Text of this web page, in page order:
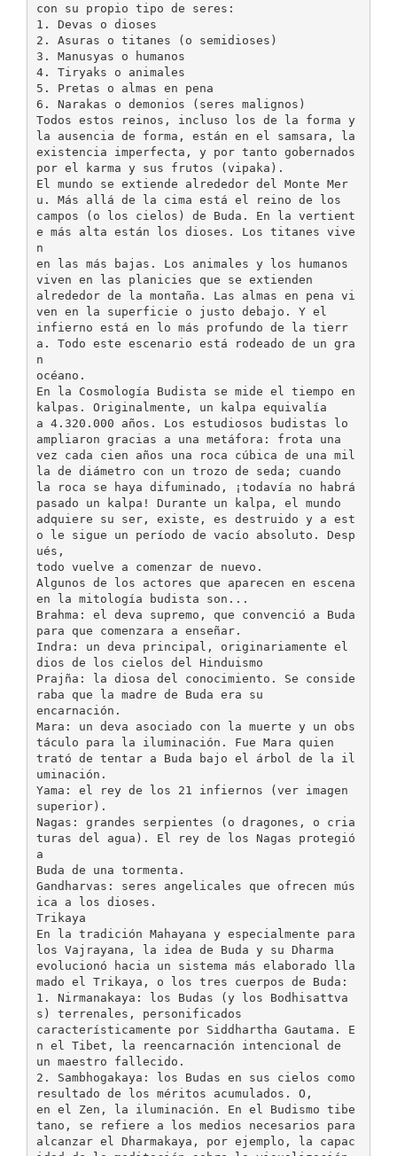
con su propio tipo de seres:
1. Devas o dioses
2. Asuras o titanes (o semidioses)
3. Manusyas o humanos
4. Tiryaks o animales
5. Pretas o almas en pena
6. Narakas o demonios (seres malignos)
Todos estos reinos, incluso los de la forma y
la ausencia de forma, están en el samsara, la
existencia imperfecta, y por tanto gobernados
por el karma y sus frutos (vipaka).
El mundo se extiende alrededor del Monte Mer
u. Más allá de la cima está el reino de los
campos (o los cielos) de Buda. En la vertient
e más alta están los dioses. Los titanes vive
n
en las más bajas. Los animales y los humanos
viven en las planicies que se extienden
alrededor de la montaña. Las almas en pena vi
ven en la superficie o justo debajo. Y el
infierno está en lo más profundo de la tierr
a. Todo este escenario está rodeado de un gra
n
océano.
En la Cosmología Budista se mide el tiempo en
kalpas. Originalmente, un kalpa equivalía
a 4.320.000 años. Los estudiosos budistas lo
ampliaron gracias a una metáfora: frota una
vez cada cien años una roca cúbica de una mil
la de diámetro con un trozo de seda; cuando
la roca se haya difuminado, ¡todavía no habrá
pasado un kalpa! Durante un kalpa, el mundo
adquiere su ser, existe, es destruido y a est
o le sigue un período de vacío absoluto. Desp
ués,
todo vuelve a comenzar de nuevo.
Algunos de los actores que aparecen en escena
en la mitología budista son...
Brahma: el deva supremo, que convenció a Buda
para que comenzara a enseñar.
Indra: un deva principal, originariamente el
dios de los cielos del Hinduismo
Prajña: la diosa del conocimiento. Se conside
raba que la madre de Buda era su
encarnación.
Mara: un deva asociado con la muerte y un obs
táculo para la iluminación. Fue Mara quien
trató de tentar a Buda bajo el árbol de la il
uminación.
Yama: el rey de los 21 infiernos (ver imagen
superior).
Nagas: grandes serpientes (o dragones, o cria
turas del agua). El rey de los Nagas protegió
a
Buda de una tormenta.
Gandharvas: seres angelicales que ofrecen mús
ica a los dioses.
Trikaya
En la tradición Mahayana y especialmente para
los Vajrayana, la idea de Buda y su Dharma
evolucionó hacia un sistema más elaborado lla
mado el Trikaya, o los tres cuerpos de Buda:
1. Nirmanakaya: los Budas (y los Bodhisattva
s) terrenales, personificados
característicamente por Siddhartha Gautama. E
n el Tibet, la reencarnación intencional de
un maestro fallecido.
2. Sambhogakaya: los Budas en sus cielos como
resultado de los méritos acumulados. O,
en el Zen, la iluminación. En el Budismo tibe
tano, se refiere a los medios necesarios para
alcanzar el Dharmakaya, por ejemplo, la capac